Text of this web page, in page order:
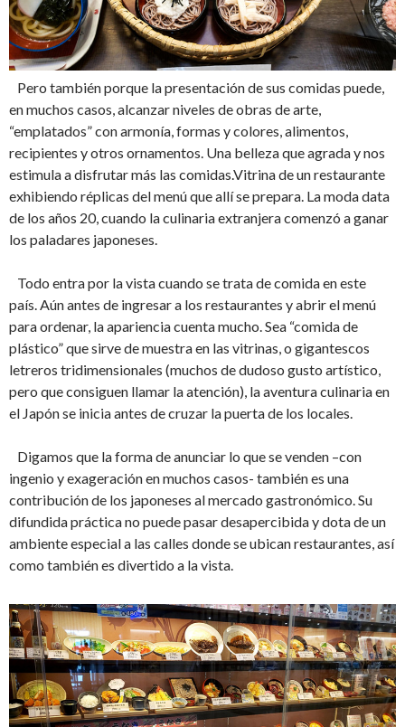
Pero también porque la presentación de sus comidas puede,
en muchos casos, alcanzar niveles de obras de arte,
“emplatados” con armonía, formas y colores, alimentos,
recipientes y otros ornamentos. Una belleza que agrada y nos
estimula a disfrutar más las comidas.Vitrina de un restaurante
exhibiendo réplicas del menú que allí se prepara. La moda data
de los años 20, cuando la culinaria extranjera comenzó a ganar
los paladares japoneses.
Todo entra por la vista cuando se trata de comida en este
país. Aún antes de ingresar a los restaurantes y abrir el menú
para ordenar, la apariencia cuenta mucho. Sea “comida de
plástico” que sirve de muestra en las vitrinas, o gigantescos
letreros tridimensionales (muchos de dudoso gusto artístico,
pero que consiguen llamar la atención), la aventura culinaria en
el Japón se inicia antes de cruzar la puerta de los locales.
Digamos que la forma de anunciar lo que se venden –con
ingenio y exageración en muchos casos- también es una
contribución de los japoneses al mercado gastronómico. Su
difundida práctica no puede pasar desapercibida y dota de un
ambiente especial a las calles donde se ubican restaurantes, así
como también es divertido a la vista.